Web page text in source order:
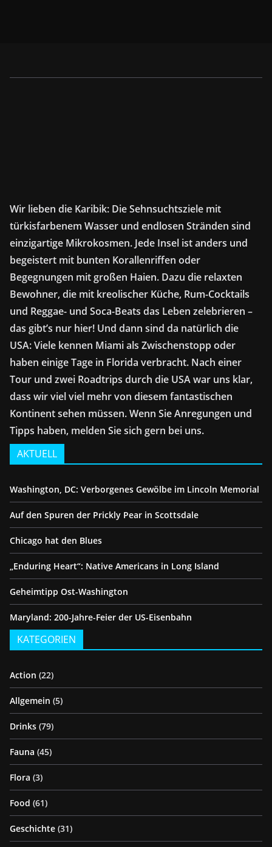
Wir lieben die Karibik: Die Sehnsuchtsziele mit
türkisfarbenem Wasser und endlosen Stränden sind
einzigartige Mikrokosmen. Jede Insel ist anders und
begeistert mit bunten Korallenriffen oder
Begegnungen mit großen Haien. Dazu die relaxten
Bewohner, die mit kreolischer Küche, Rum-Cocktails
und Reggae- und Soca-Beats das Leben zelebrieren –
das gibt’s nur hier! Und dann sind da natürlich die
USA: Viele kennen Miami als Zwischenstopp oder
haben einige Tage in Florida verbracht. Nach einer
Tour und zwei Roadtrips durch die USA war uns klar,
dass wir viel viel mehr von diesem fantastischen
Kontinent sehen müssen. Wenn Sie Anregungen und
Tipps haben, melden Sie sich gern bei uns.
AKTUELL
Washington, DC: Verborgenes Gewölbe im Lincoln Memorial
Auf den Spuren der Prickly Pear in Scottsdale
Chicago hat den Blues
„Enduring Heart“: Native Americans in Long Island
Geheimtipp Ost-Washington
Maryland: 200-Jahre-Feier der US-Eisenbahn
KATEGORIEN
Action (22)
Allgemein (5)
Drinks (79)
Fauna (45)
Flora (3)
Food (61)
Geschichte (31)